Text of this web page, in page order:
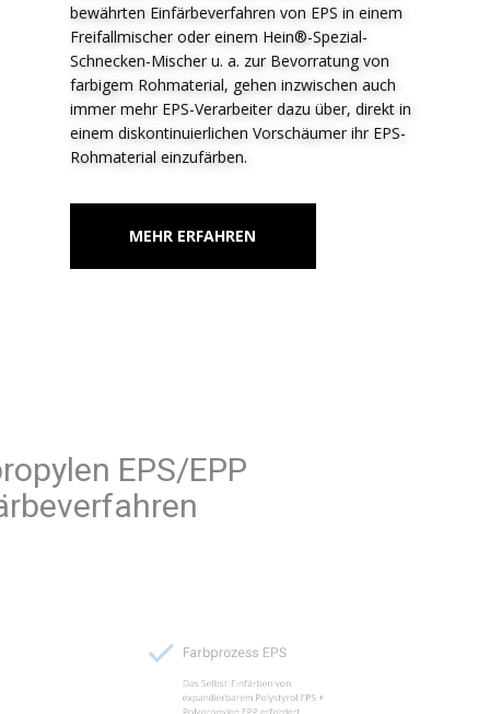
bewährten Einfärbeverfahren von EPS in einem
Freifallmischer oder einem Hein®-Spezial-
Schnecken-Mischer u. a. zur Bevorratung von
farbigem Rohmaterial, gehen inzwischen auch
immer mehr EPS-Verarbeiter dazu über, direkt in
einem diskontinuierlichen Vorschäumer ihr EPS-
Rohmaterial einzufärben.
MEHR ERFAHREN
Polypropylen EPS/EPP
Färbeverfahren
expandierbarem Polystyrol EPS +